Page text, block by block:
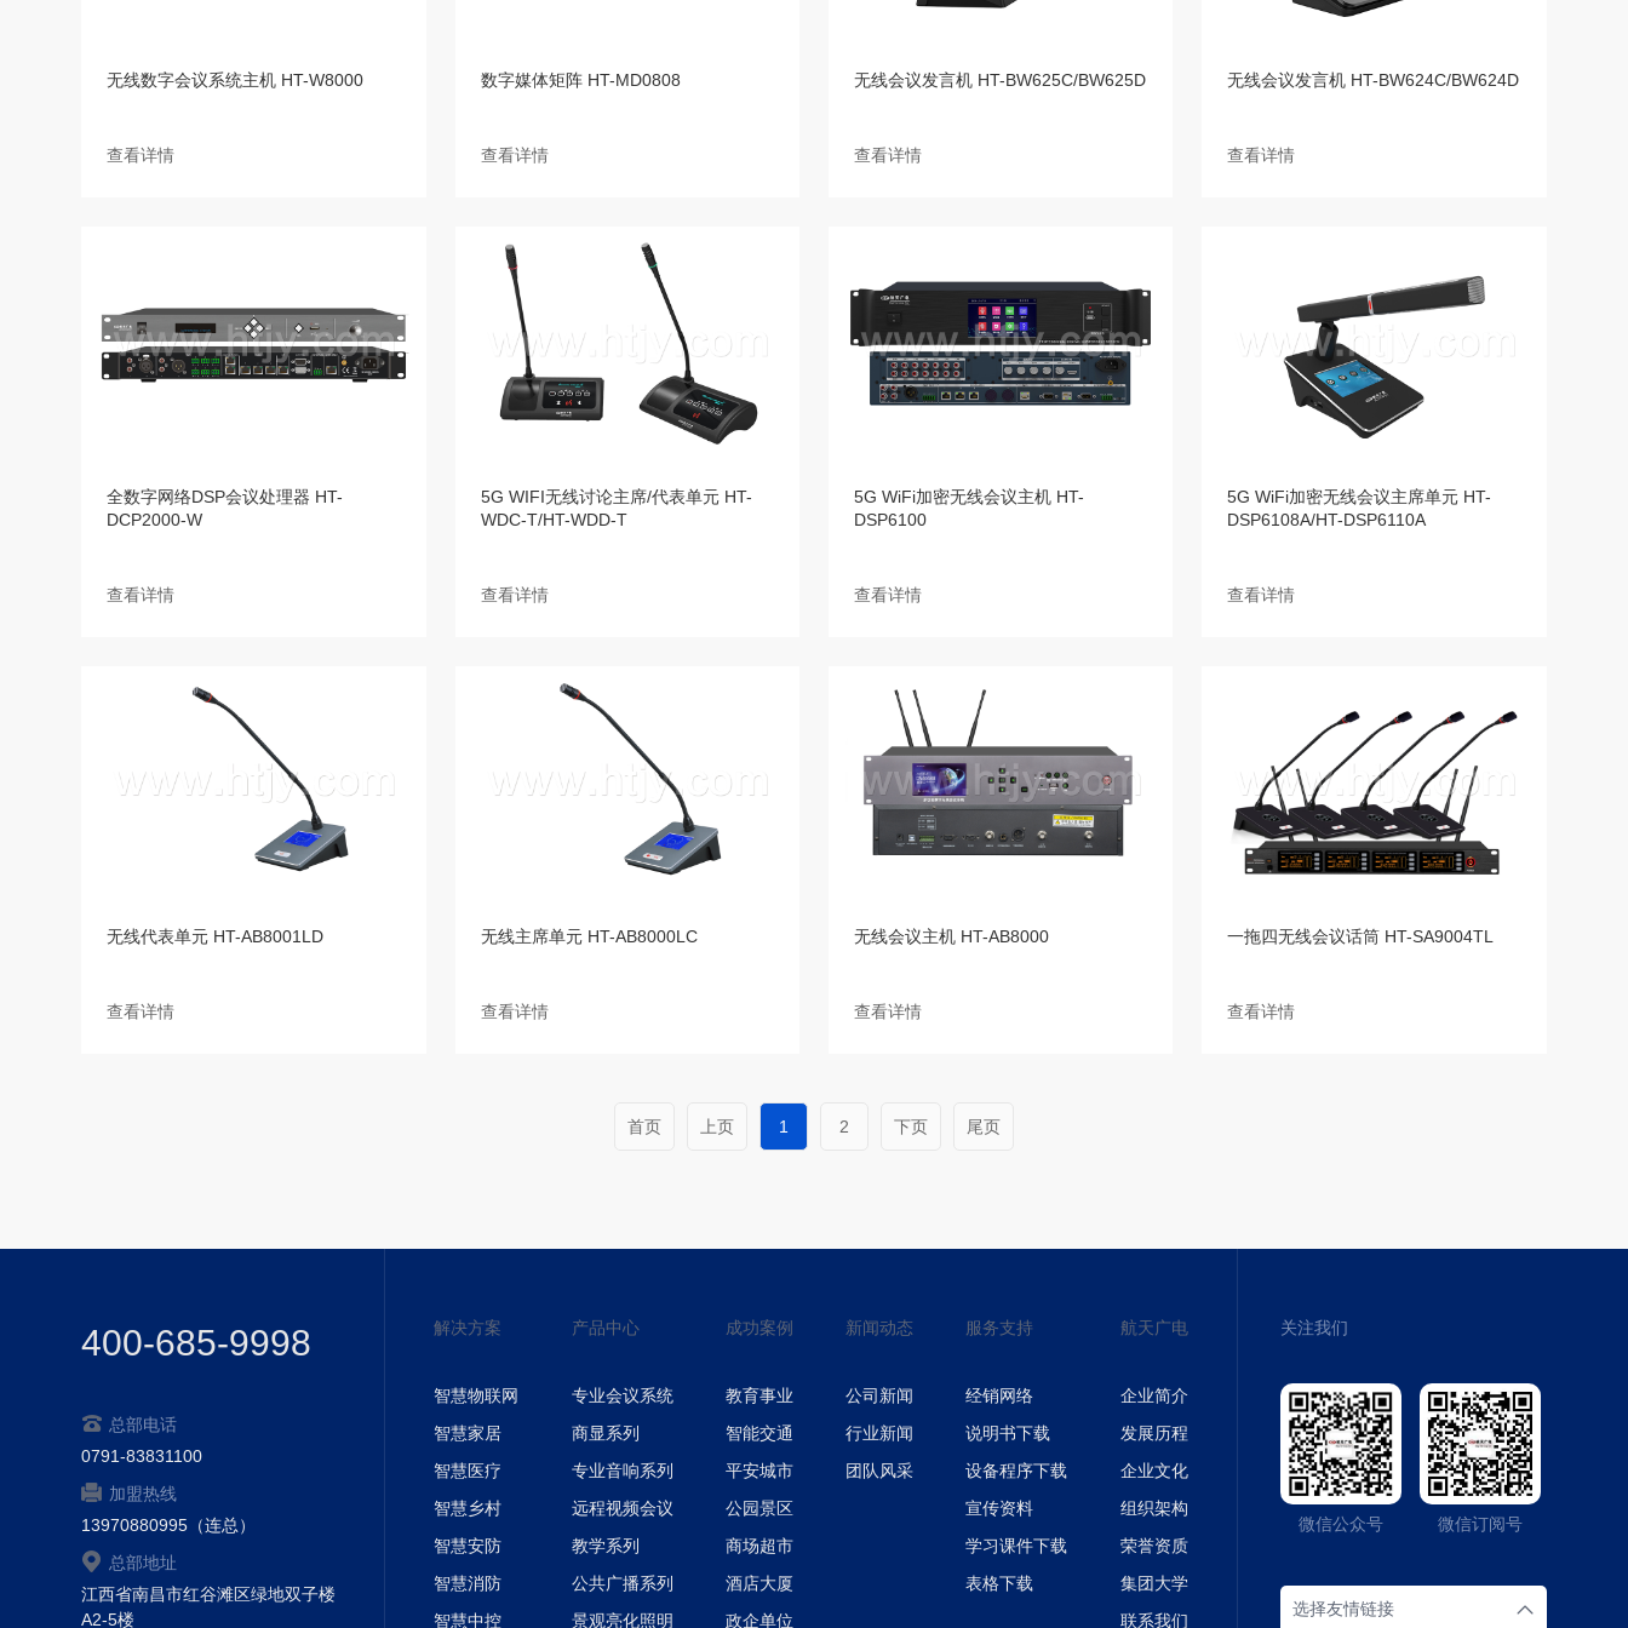
无线数字会议系统主机 HT-W8000
查看详情
数字媒体矩阵 HT-MD0808
查看详情
无线会议发言机 HT-BW625C/BW625D
查看详情
无线会议发言机 HT-BW624C/BW624D
查看详情
全数字网络DSP会议处理器 HT-
DCP2000-W
查看详情
5G WIFI无线讨论主席/代表单元 HT-
WDC-T/HT-WDD-T
查看详情
5G WiFi加密无线会议主机 HT-
DSP6100
查看详情
5G WiFi加密无线会议主席单元 HT-
DSP6108A/HT-DSP6110A
查看详情
无线代表单元 HT-AB8001LD
查看详情
无线主席单元 HT-AB8000LC
查看详情
无线会议主机 HT-AB8000
查看详情
一拖四无线会议话筒 HT-SA9004TL
查看详情
首页 上页 1 2 下页 尾页
400-685-9998
总部电话
0791-83831100
加盟热线
13970880995（连总）
总部地址
江西省南昌市红谷滩区绿地双子楼
A2-5楼
解决方案
智慧物联网
智慧家居
智慧医疗
智慧乡村
智慧安防
智慧消防
智慧中控
产品中心
专业会议系统
商显系列
专业音响系列
远程视频会议
教学系列
公共广播系列
景观亮化照明
成功案例
教育事业
智能交通
平安城市
公园景区
商场超市
酒店大厦
政企单位
新闻动态
公司新闻
行业新闻
团队风采
服务支持
经销网络
说明书下载
设备程序下载
宣传资料
学习课件下载
表格下载
航天广电
企业简介
发展历程
企业文化
组织架构
荣誉资质
集团大学
联系我们
关注我们
微信公众号 微信订阅号
选择友情链接